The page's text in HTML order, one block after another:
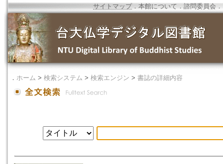
サイトマップ．本館について ． 諮問委員会 ．
． ホーム > 検索システム > 検索エンジン > 書誌の詳細内容